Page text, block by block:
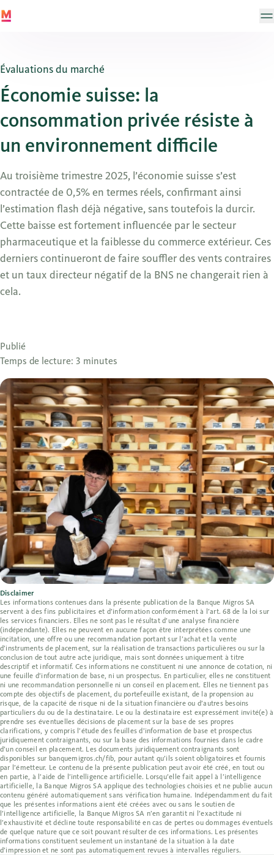
Évaluations du marché
Économie suisse: la
consommation privée résiste à
un environnement difficile
Au troisième trimestre 2025, l’économie suisse s’est
contractée de 0,5% en termes réels, confirmant ainsi
l’estimation flash déjà négative, sans toutefois la durcir.
Cette baisse est fortement influencée par le secteur
pharmaceutique et la faiblesse du commerce extérieur. Ces
derniers continueront de faire souffler des vents contraires
et un taux directeur négatif de la BNS ne changerait rien à
cela.
Publié
Temps de lecture: 3 minutes
Disclaimer
Les informations contenues dans la présente publication de la Banque Migros SA
servent à des fins publicitaires et d’information conformément à l’art. 68 de la loi sur
les services financiers. Elles ne sont pas le résultat d’une analyse financière
(indépendante). Elles ne peuvent en aucune façon être interprétées comme une
incitation, une offre ou une recommandation portant sur l’achat et la vente
d’instruments de placement, sur la réalisation de transactions particulières ou sur la
conclusion de tout autre acte juridique, mais sont données uniquement à titre
descriptif et informatif. Ces informations ne constituent ni une annonce de cotation, ni
une feuille d’information de base, ni un prospectus. En particulier, elles ne constituent
ni une recommandation personnelle ni un conseil en placement. Elles ne tiennent pas
compte des objectifs de placement, du portefeuille existant, de la propension au
risque, de la capacité de risque ni de la situation financière ou d’autres besoins
particuliers du ou de la destinataire. Le ou la destinataire est expressément invité(e) à
prendre ses éventuelles décisions de placement sur la base de ses propres
clarifications, y compris l’étude des feuilles d’information de base et prospectus
juridiquement contraignants, ou sur la base des informations fournies dans le cadre
d’un conseil en placement. Les documents juridiquement contraignants sont
disponibles sur banquemigros.ch/fib, pour autant qu’ils soient obligatoires et fournis
par l’émetteur. Le contenu de la présente publication peut avoir été créé, en tout ou
en partie, à l’aide de l’intelligence artificielle. Lorsqu’elle fait appel à l’intelligence
artificielle, la Banque Migros SA applique des technologies choisies et ne publie aucun
contenu généré automatiquement sans vérification humaine. Indépendamment du fait
que les présentes informations aient été créées avec ou sans le soutien de
l’intelligence artificielle, la Banque Migros SA n’en garantit ni l’exactitude ni
l’exhaustivité et décline toute responsabilité en cas de pertes ou dommages éventuels
de quelque nature que ce soit pouvant résulter de ces informations. Les présentes
informations constituent seulement un instantané de la situation à la date
d’impression et ne sont pas automatiquement revues à intervalles réguliers.